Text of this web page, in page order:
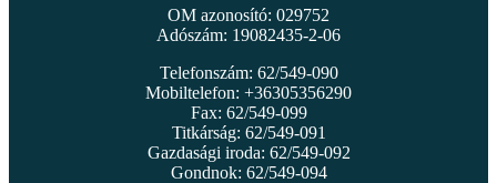
OM azonosító: 029752
Adószám: 19082435-2-06
Telefonszám: 62/549-090
Mobiltelefon: +36305356290
Fax: 62/549-099
Titkárság: 62/549-091
Gazdasági iroda: 62/549-092
Gondnok: 62/549-094